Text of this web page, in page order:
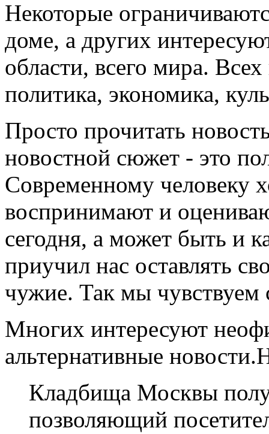
Некоторые
доме, а других
области, всего мира.
политика, экономика,
Просто прочитать
новостной сюжет - это
Современному человеку
воспринимают и
сегодня, а может быть и
приучил нас оставлять
чужие. Так мы чувствуем
Многих интересуют
альтернативные
Кладбища Москвы
позволяющий